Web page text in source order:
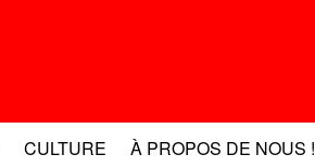
CULTURE À PROPOS DE NOUS !